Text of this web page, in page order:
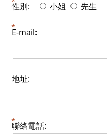
性別: 小姐 先生
E-mail:
地址:
聯絡電話: